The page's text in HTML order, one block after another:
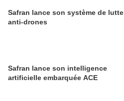
Safran lance son système de lutte
anti-drones
Safran lance son intelligence
artificielle embarquée ACE